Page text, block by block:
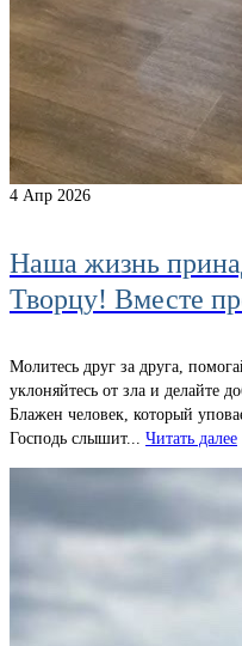
4 Апр 2026
Наша жизнь
Творцу! Вместе
Молитесь друг за друга,
уклоняйтесь от зла и делайте
Блажен человек, который
Господь слышит... Читать далее